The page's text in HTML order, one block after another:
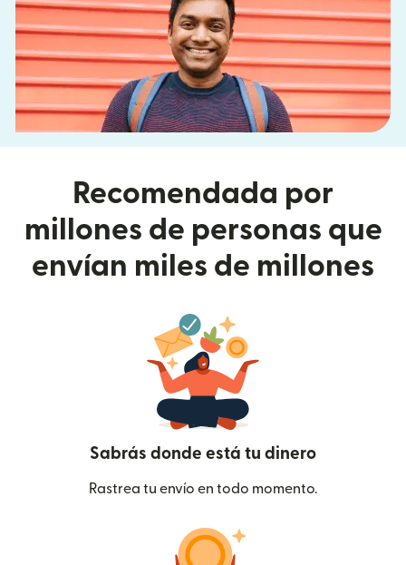
Recomendada por
millones de personas que
envían miles de millones
Sabrás donde está tu dinero
Rastrea tu envío en todo momento.